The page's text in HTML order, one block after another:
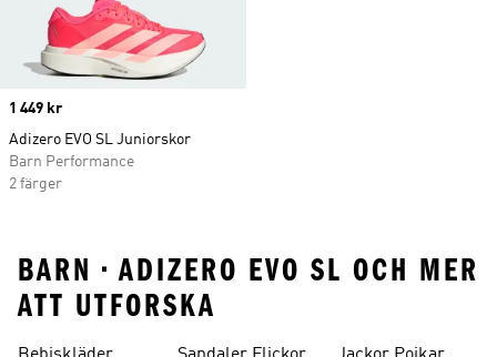
Price
1 449 kr
Adizero EVO SL Juniorskor
Barn Performance
2 färger
BARN • ADIZERO EVO SL OCH MER
ATT UTFORSKA